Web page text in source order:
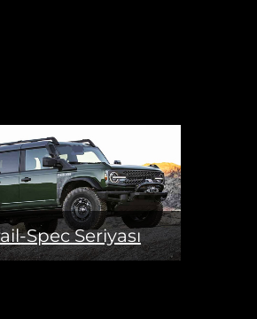
Spec Seriyası